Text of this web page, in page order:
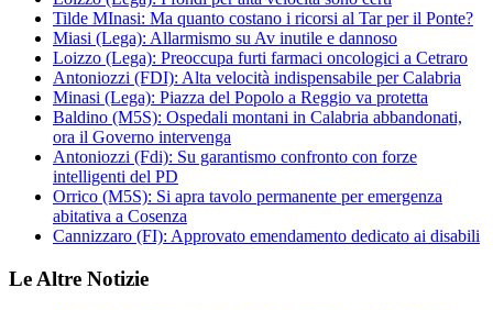
Tilde MInasi: Ma quanto costano i ricorsi al Tar per il Ponte?
Miasi (Lega): Allarmismo su Av inutile e dannoso
Loizzo (Lega): Preoccupa furti farmaci oncologici a Cetraro
Antoniozzi (FDI): Alta velocità indispensabile per Calabria
Minasi (Lega): Piazza del Popolo a Reggio va protetta
Baldino (M5S): Ospedali montani in Calabria abbandonati,
ora il Governo intervenga
Antoniozzi (Fdi): Su garantismo confronto con forze
intelligenti del PD
Orrico (M5S): Si apra tavolo permanente per emergenza
abitativa a Cosenza
Cannizzaro (FI): Approvato emendamento dedicato ai disabili
Le Altre Notizie